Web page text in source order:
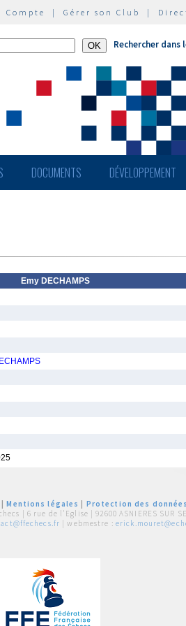
Compte | Gérer son Club |
Rechercher dans
DOCUMENTS DÉVELOPPEMENT
Emy DECHAMPS
|Mentions légales
Protection des données
| 6 rue de l'Eglise | 92600 ASNIERES SUR
| webmestre :